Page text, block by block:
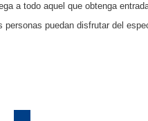
a todo aquel que obtenga
personas puedan disfrutar del